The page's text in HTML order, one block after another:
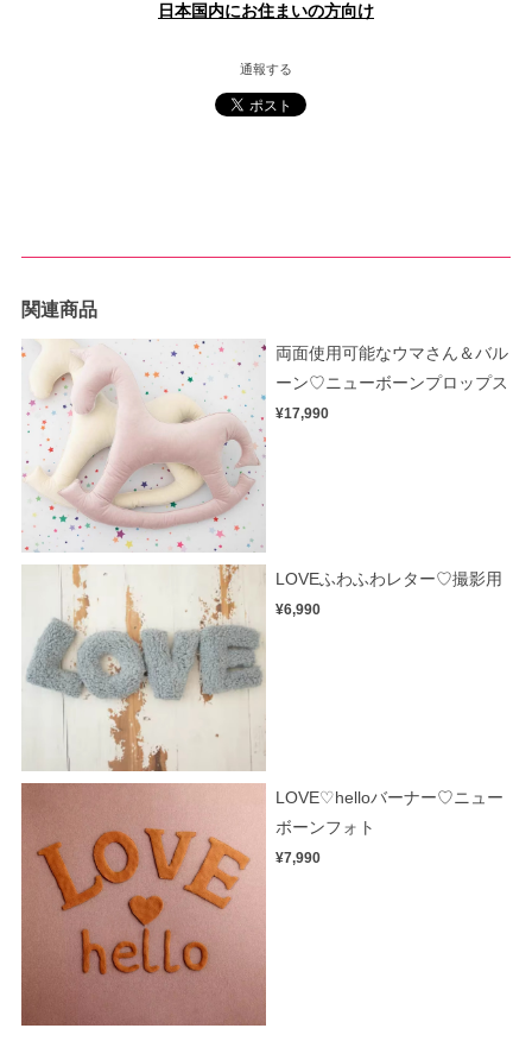
日本国内にお住まいの方向け
通報する
関連商品
両面使用可能なウマさん＆バル
ーン♡ニューボーンプロップス
¥17,990
LOVEふわふわレター♡撮影用
¥6,990
LOVE♡helloバーナー♡ニュー
ボーンフォト
¥7,990